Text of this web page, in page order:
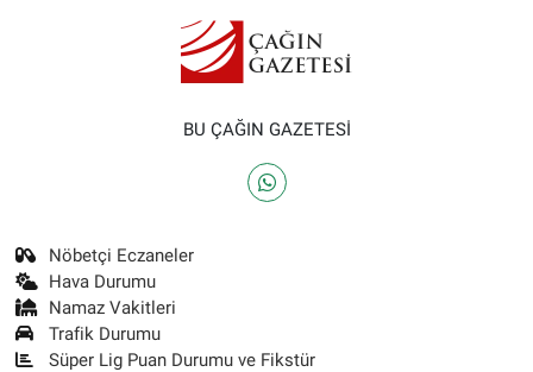
BU ÇAĞIN GAZETESİ
Nöbetçi Eczaneler
Hava Durumu
Namaz Vakitleri
Trafik Durumu
Süper Lig Puan Durumu ve Fikstür